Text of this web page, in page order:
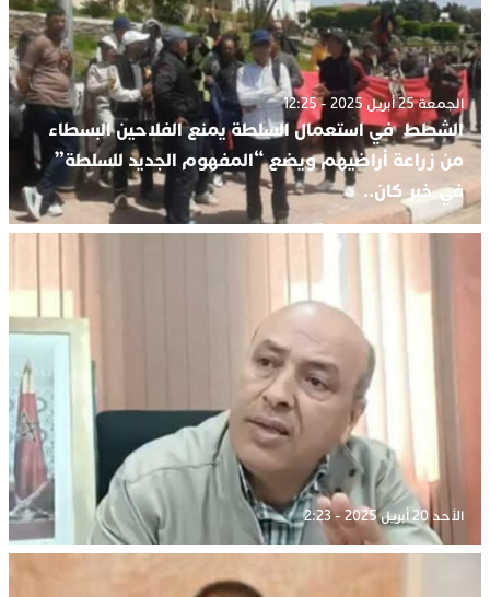
الجمعة 25 أبريل 2025 - 12:25
الشطط في استعمال السلطة يمنع الفلاحين البسطاء
من زراعة أراضيهم ويضع “المفهوم الجديد للسلطة”
في خبر كان..
الأحد 20 أبريل 2025 - 2:23